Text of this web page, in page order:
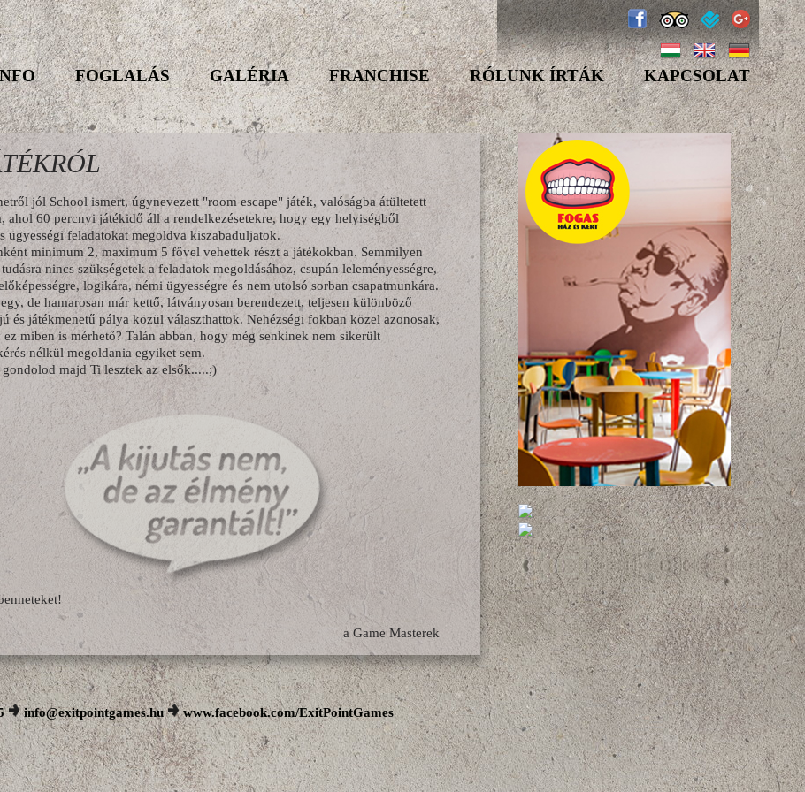
FOGLALÁS GALÉRIA FRANCHISE RÓLUNK ÍRTÁK KAPCSOLAT
jól School ismert, úgynevezett "room escape" játék, valóságba átültetett
ahol 60 percnyi játékidő áll a rendelkezésetekre, hogy egy helyiségből
ügyességi feladatokat megoldva kiszabaduljatok.
minimum 2, maximum 5 fővel vehettek részt a játékokban. Semmilyen
nincs szükségetek a feladatok megoldásához, csupán leleményességre,
logikára, némi ügyességre és nem utolsó sorban csapatmunkára.
de hamarosan már kettő, látványosan berendezett, teljesen különböző
és játékmenetű pálya közül választhattok. Nehézségi fokban közel azonosak,
ez miben is mérhető? Talán abban, hogy még senkinek nem sikerült
nélkül megoldania egyiket sem.
majd Ti lesztek az elsők.....;)
a Game Masterek
info@exitpointgames.hu www.facebook.com/ExitPointGames